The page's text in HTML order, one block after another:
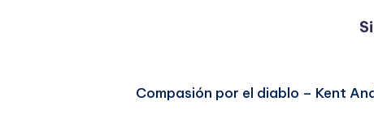
Compasión por el diablo – Kent